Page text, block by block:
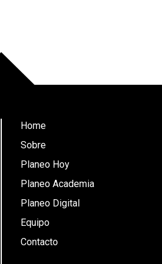
Home
Sobre
Planeo Hoy
Planeo Academia
Planeo Digital
Equipo
Contacto